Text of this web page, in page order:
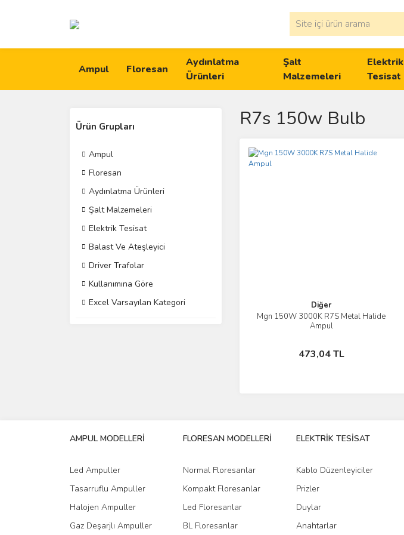
Ampul Floresan
Aydınlatma
Ürünleri
Şalt
Malzemeleri
Elektrik
Tesisat
Ürün Grupları
Ampul
Floresan
Aydınlatma Ürünleri
Şalt Malzemeleri
Elektrik Tesisat
Balast Ve Ateşleyici
Driver Trafolar
Kullanımına Göre
Excel Varsayılan Kategori
R7s 150w Bulb
Diğer
Mgn 150W 3000K R7S Metal Halide
Ampul
473,04 TL
İncele
Sepete Ekle
AMPUL MODELLERİ
Led Ampuller
Tasarruflu Ampuller
Halojen Ampuller
Gaz Deşarjlı Ampuller
FLORESAN MODELLERİ
Normal Floresanlar
Kompakt Floresanlar
Led Floresanlar
BL Floresanlar
ELEKTRİK TESİSAT
Kablo Düzenleyiciler
Prizler
Duylar
Anahtarlar